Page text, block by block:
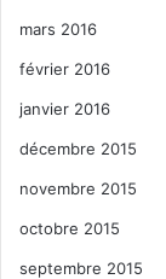
mars 2016
février 2016
janvier 2016
décembre 2015
novembre 2015
octobre 2015
septembre 2015